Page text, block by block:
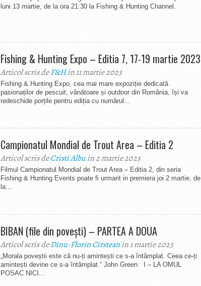
luni 13 martie, de la ora 21:30 la Fishing & Hunting Channel.
Fishing & Hunting Expo – Editia 7, 17-19 martie 2023
Articol scris deF&Hin 11 martie 2023
Fishing & Hunting Expo, cea mai mare expoziție dedicată
pasionaților de pescuit, vânătoare și outdoor din România, își va
redeschide porțile pentru ediția cu numărul...
Campionatul Mondial de Trout Area – Editia 2
Articol scris deCristi Albuin 2 martie 2023
Filmul Campionatul Mondial de Trout Area – Editia 2, din seria
Fishing & Hunting Events poate fi urmarit in premiera joi 2 martie, de
la...
BIBAN (file din povești) – PARTEA A DOUA
Articol scris deDinu-Florin Cirsteanin 1 martie 2023
„Morala poveștii este că nu-ți amintești ce s-a întâmplat. Ceea ce-ți
amintești devine ce s-a întâmplat.“ John Green I – LA OMUL
POSAC NICI...